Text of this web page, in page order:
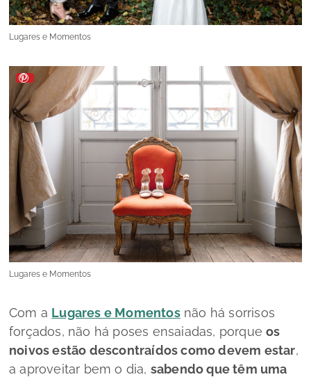
Lugares e Momentos
Lugares e Momentos
Com a Lugares e Momentosnão há sorrisos
forçados, não há poses ensaiadas, porqueos
noivos estão descontraídos como devem estar,
a aproveitar bem o dia, sabendo que têm uma